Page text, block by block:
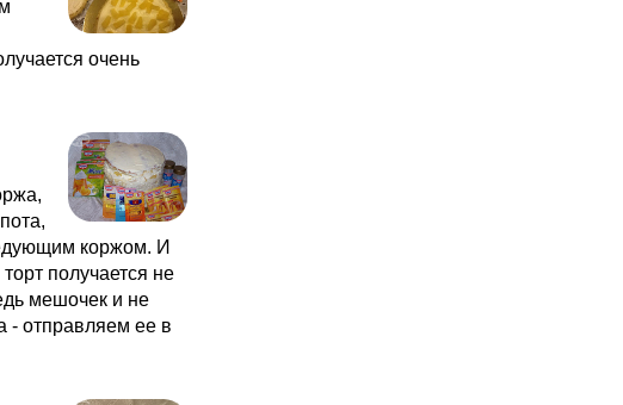
очень
коржом. И
получается не
мешочек и не
- отправляем ее в